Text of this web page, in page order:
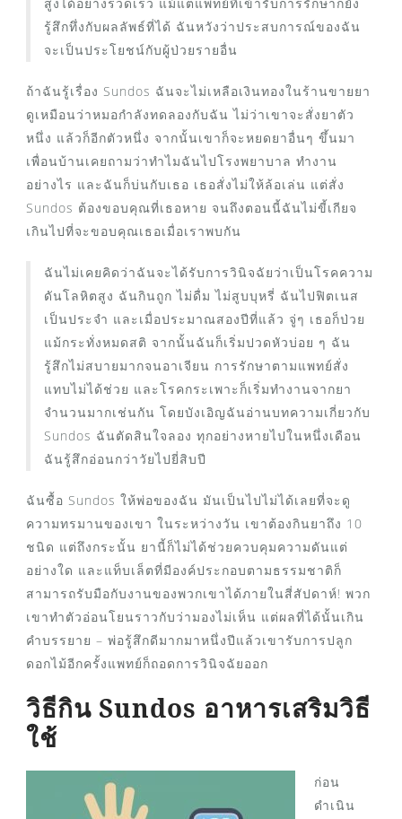
รู้สึกทึ่งกับผลลัพธ์ที่ได้ ฉันหวังว่าประสบการณ์ของฉัน
จะเป็นประโยชน์กับผู้ป่วยรายอื่น
ถ้าฉันรู้เรื่อง Sundos ฉันจะไม่เหลือเงินทองในร้านขายยา
ดูเหมือนว่าหมอกำลังทดลองกับฉัน ไม่ว่าเขาจะสั่งยาตัว
หนึ่ง แล้วก็อีกตัวหนึ่ง จากนั้นเขาก็จะหยดยาอื่นๆ ขึ้นมา
เพื่อนบ้านเคยถามว่าทำไมฉันไปโรงพยาบาล ทำงาน
อย่างไร และฉันก็บ่นกับเธอ เธอสั่งไม่ให้ล้อเล่น แต่สั่ง
Sundos ต้องขอบคุณที่เธอหาย จนถึงตอนนี้ฉันไม่ขี้เกียจ
เกินไปที่จะขอบคุณเธอเมื่อเราพบกัน
ฉันไม่เคยคิดว่าฉันจะได้รับการวินิจฉัยว่าเป็นโรคความ
ดันโลหิตสูง ฉันกินถูก ไม่ดื่ม ไม่สูบบุหรี่ ฉันไปฟิตเนส
เป็นประจำ และเมื่อประมาณสองปีที่แล้ว จู่ๆ เธอก็ป่วย
แม้กระทั่งหมดสติ จากนั้นฉันก็เริ่มปวดหัวบ่อย ๆ ฉัน
รู้สึกไม่สบายมากจนอาเจียน การรักษาตามแพทย์สั่ง
แทบไม่ได้ช่วย และโรคกระเพาะก็เริ่มทำงานจากยา
จำนวนมากเช่นกัน โดยบังเอิญฉันอ่านบทความเกี่ยวกับ
Sundos ฉันตัดสินใจลอง ทุกอย่างหายไปในหนึ่งเดือน
ฉันรู้สึกอ่อนกว่าวัยไปยี่สิบปี
ฉันซื้อ Sundos ให้พ่อของฉัน มันเป็นไปไม่ได้เลยที่จะดู
ความทรมานของเขา ในระหว่างวัน เขาต้องกินยาถึง 10
ชนิด แต่ถึงกระนั้น ยานี้ก็ไม่ได้ช่วยควบคุมความดันแต่
อย่างใด และแท็บเล็ตที่มีองค์ประกอบตามธรรมชาติก็
สามารถรับมือกับงานของพวกเขาได้ภายในสี่สัปดาห์! พวก
เขาทำตัวอ่อนโยนราวกับว่ามองไม่เห็น แต่ผลที่ได้นั้นเกิน
คำบรรยาย – พ่อรู้สึกดีมากมาหนึ่งปีแล้วเขารับการปลูก
ดอกไม้อีกครั้งแพทย์ก็ถอดการวินิจฉัยออก
วิธีกิน Sundos อาหารเสริมวิธี
ใช้
ก่อน
ดำเนิน